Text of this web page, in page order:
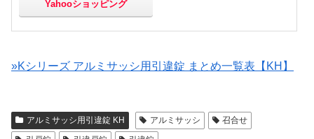
Yahooショッピング
»Kシリーズ アルミサッシ用引違錠 まとめ一覧表【KH】
アルミサッシ用引違錠 KH アルミサッシ
召合せ